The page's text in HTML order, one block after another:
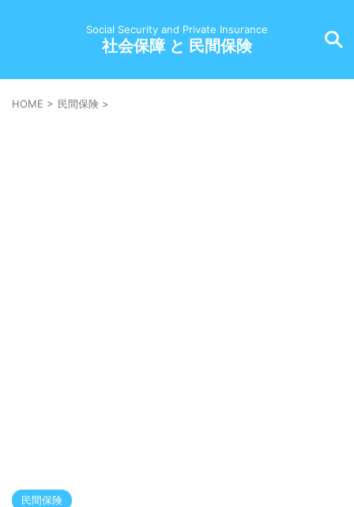
Social Security and Private Insurance
社会保障 と 民間保険
HOME > 民間保険 >
民間保険